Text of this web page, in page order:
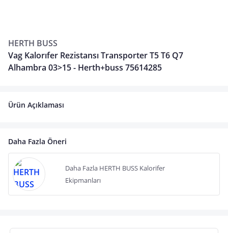
HERTH BUSS
Vag Kalorıfer Rezistansı Transporter T5 T6 Q7
Alhambra 03>15 - Herth+buss 75614285
Ürün Açıklaması
Daha Fazla Öneri
Daha Fazla HERTH BUSS Kalorifer
Ekipmanları